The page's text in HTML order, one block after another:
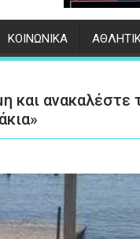
ΚΟΙΝΩΝΙΚΑ
ανακαλέστε